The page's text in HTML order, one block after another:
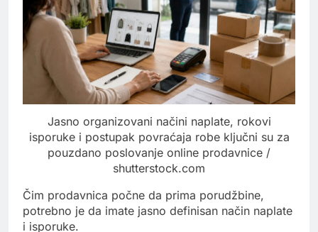
Jasno organizovani načini naplate, rokovi
isporuke i postupak povraćaja robe ključni su za
pouzdano poslovanje online prodavnice /
shutterstock.com
Čim prodavnica počne da prima porudžbine,
potrebno je da imate jasno definisan način naplate
i isporuke.